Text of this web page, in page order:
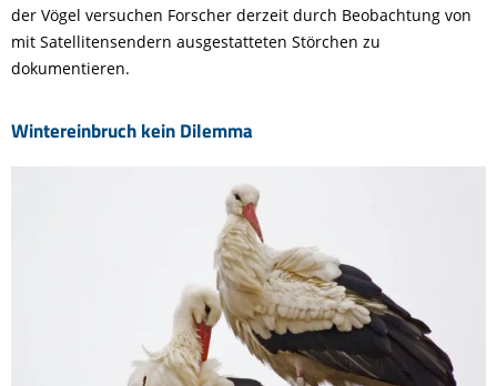
der Vögel versuchen Forscher derzeit durch Beobachtung von
mit Satellitensendern ausgestatteten Störchen zu
dokumentieren.
Wintereinbruch kein Dilemma